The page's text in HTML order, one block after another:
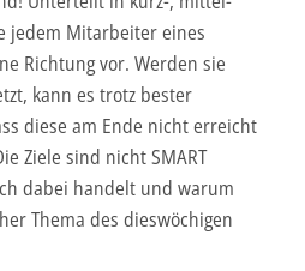
jedem Mitarbeiter eines
Richtung vor. Werden sie
kann es trotz bester
diese am Ende nicht erreicht
Ziele sind nicht SMART
dabei handelt und warum
Thema des dieswöchigen